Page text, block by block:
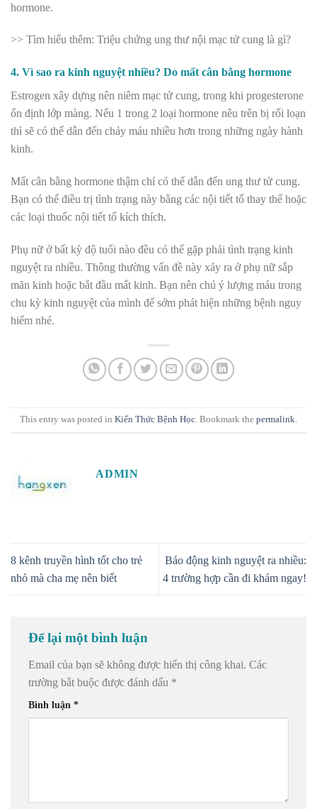
hormone.
>> Tìm hiểu thêm: Triệu chứng ung thư nội mạc tử cung là gì?
4. Vì sao ra kinh nguyệt nhiều? Do mất cân bằng hormone
Estrogen xây dựng nên niêm mạc tử cung, trong khi progesterone
ổn định lớp màng. Nếu 1 trong 2 loại hormone nêu trên bị rối loạn
thì sẽ có thể dẫn đến chảy máu nhiều hơn trong những ngày hành
kinh.
Mất cân bằng hormone thậm chí có thể dẫn đến ung thư tử cung.
Bạn có thể điều trị tình trạng này bằng các nội tiết tố thay thế hoặc
các loại thuốc nội tiết tố kích thích.
Phụ nữ ở bất kỳ độ tuổi nào đều có thể gặp phải tình trạng kinh
nguyệt ra nhiều. Thông thường vấn đề này xảy ra ở phụ nữ sắp
mãn kinh hoặc bắt đầu mất kinh. Bạn nên chú ý lượng máu trong
chu kỳ kinh nguyệt của mình để sớm phát hiện những bệnh nguy
hiểm nhé.
This entry was posted in Kiến Thức Bệnh Học. Bookmark the permalink.
ADMIN
8 kênh truyền hình tốt cho trẻ
nhỏ mà cha mẹ nên biết
Báo động kinh nguyệt ra nhiều:
4 trường hợp cần đi khám ngay!
Để lại một bình luận
Email của bạn sẽ không được hiển thị công khai. Các
trường bắt buộc được đánh dấu *
Bình luận *